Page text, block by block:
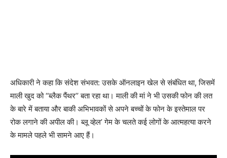
अधिकारी ने कहा कि संदेश संभवत: उसके ऑनलाइन खेल से संबंधित था, जिसमें
माली खुद को ‘‘ब्लैक पैंथर’’ बता रहा था। माली की मां ने भी उसकी फोन की लत
के बारे में बताया और बाकी अभिभावकों से अपने बच्चों के फोन के इस्तेमाल पर
रोक लगाने की अपील की। ब्लू व्हेल’ गेम के चलते कई लोगों के आत्महत्या करने
के मामले पहले भी सामने आए हैं।